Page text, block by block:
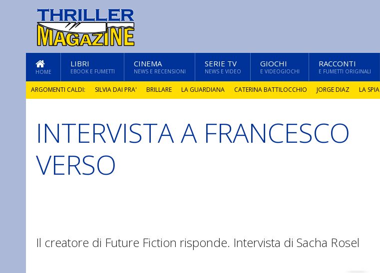
HOME
LIBRI
EBOOK E FUMETTI
CINEMA
NEWS E RECENSIONI
SERIE TV
NEWS E VIDEO
GIOCHI
E VIDEOGIOCHI
RACCONTI
E FUMETTI ORIGINALI
ARGOMENTI CALDI: SILVIA DAI PRA' BRILLARE LA GUARDIANA CATERINA BATTILOCCHIO JORGE DIAZ LA SPIA
INTERVISTA A FRANCESCO
VERSO
Il creatore di Future Fiction risponde. Intervista di Sacha Rosel